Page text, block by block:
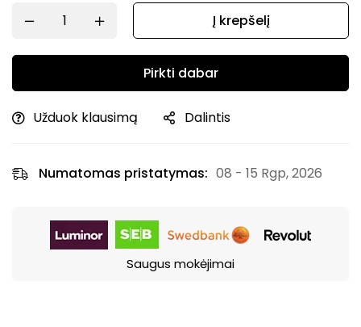
Į krepšelį
Pirkti dabar
Užduok klausimą Dalintis
Numatomas pristatymas: 08 - 15 Rgp, 2026
Saugus mokėjimai